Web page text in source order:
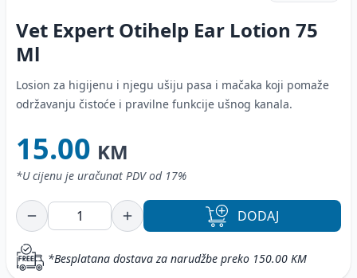
Vet Expert Otihelp Ear Lotion 75
Ml
Losion za higijenu i njegu ušiju pasa i mačaka koji pomaže
održavanju čistoće i pravilne funkcije ušnog kanala.
15.00 KM
*U cijenu je uračunat PDV od 17%
DODAJ
*Besplatana dostava za narudžbe preko 150.00 KM